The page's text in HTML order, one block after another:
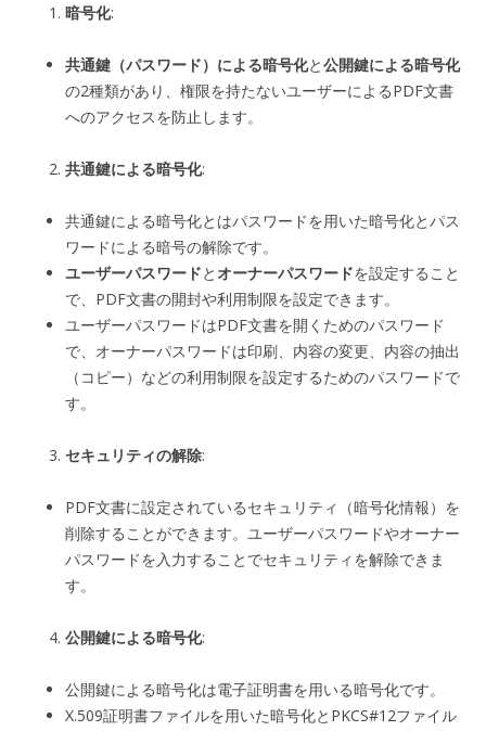
暗号化:
共通鍵（パスワード）による暗号化と公開鍵による暗号化
の2種類があり、権限を持たないユーザーによるPDF文書
へのアクセスを防止します。
共通鍵による暗号化:
共通鍵による暗号化とはパスワードを用いた暗号化とパス
ワードによる暗号の解除です。
ユーザーパスワードとオーナーパスワードを設定すること
で、PDF文書の開封や利用制限を設定できます。
ユーザーパスワードはPDF文書を開くためのパスワード
で、オーナーパスワードは印刷、内容の変更、内容の抽出
（コピー）などの利用制限を設定するためのパスワードで
す。
セキュリティの解除:
PDF文書に設定されているセキュリティ（暗号化情報）を
削除することができます。ユーザーパスワードやオーナー
パスワードを入力することでセキュリティを解除できま
す。
公開鍵による暗号化:
公開鍵による暗号化は電子証明書を用いる暗号化です。
X.509証明書ファイルを用いた暗号化とPKCS#12ファイル